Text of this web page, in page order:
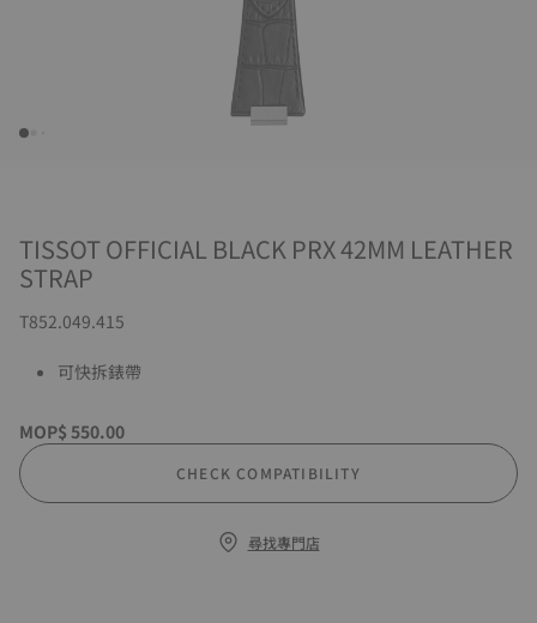
TISSOT OFFICIAL BLACK PRX 42MM LEATHER
STRAP
T852.049.415
可快拆錶帶
MOP$ 550.00
CHECK COMPATIBILITY
尋找專門店